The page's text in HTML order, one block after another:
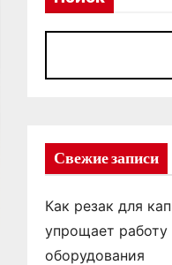
Свежие записи
Как резак для
упрощает
оборудования